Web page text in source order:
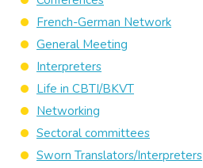
French-German Network
General Meeting
Interpreters
Life in CBTI/BKVT
Networking
Sectoral committees
Sworn Translators/Interpreters